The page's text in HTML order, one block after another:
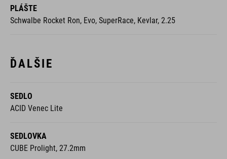
PLÁŠTE
Schwalbe Rocket Ron, Evo, SuperRace, Kevlar, 2.25
ĎALŠIE
SEDLO
ACID Venec Lite
SEDLOVKA
CUBE Prolight, 27.2mm